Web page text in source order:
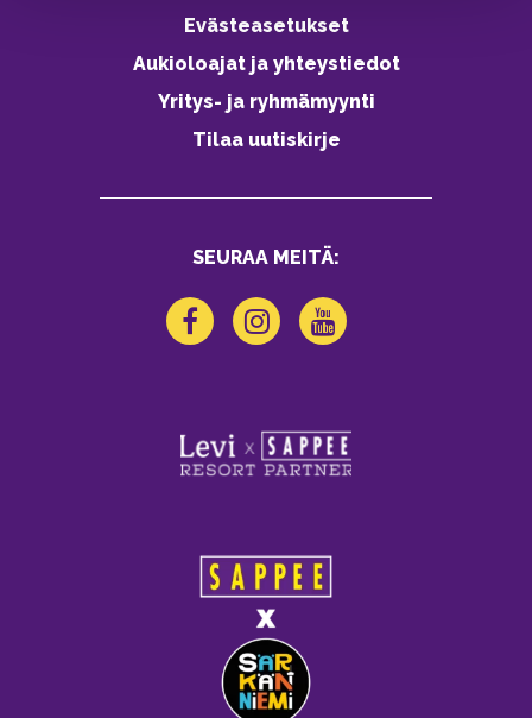
Evästeasetukset
Aukioloajat ja yhteystiedot
Yritys- ja ryhmämyynti
Tilaa uutiskirje
SEURAA MEITÄ: